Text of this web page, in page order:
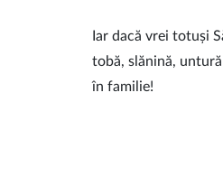
Iar dacă vrei totuși
tobă, slănină,
în familie!